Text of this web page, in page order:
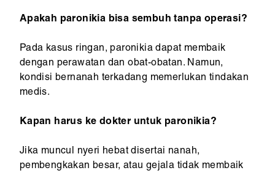
Apakah paronikia bisa sembuh tanpa operasi?
Pada kasus ringan, paronikia dapat membaik
dengan perawatan dan obat-obatan. Namun,
kondisi bernanah terkadang memerlukan tindakan
medis.
Kapan harus ke dokter untuk paronikia?
Jika muncul nyeri hebat disertai nanah,
pembengkakan besar, atau gejala tidak membaik